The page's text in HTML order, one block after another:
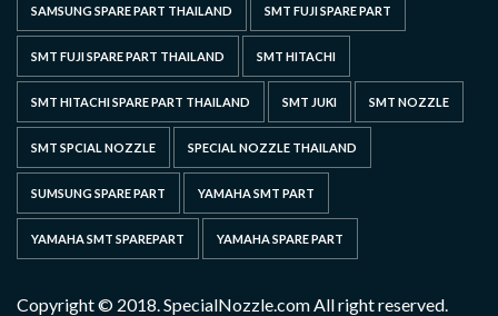
SAMSUNG SPARE PART THAILAND SMT FUJI SPARE PART
SMT FUJI SPARE PART THAILAND SMT HITACHI
SMT HITACHI SPARE PART THAILAND SMT JUKI SMT NOZZLE
SMT SPCIAL NOZZLE SPECIAL NOZZLE THAILAND
SUMSUNG SPARE PART YAMAHA SMT PART
YAMAHA SMT SPAREPART YAMAHA SPARE PART
Copyright © 2018. SpecialNozzle.com All right reserved.